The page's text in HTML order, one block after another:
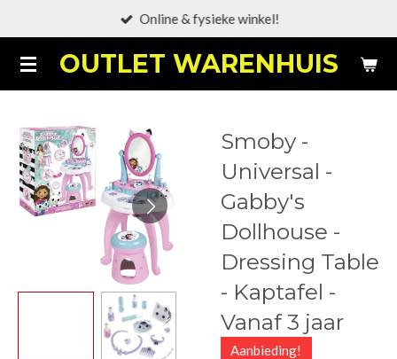
naar
de
OUTLET WARENHUIS
Online & fysieke winkel!
Smoby -
Universal -
Gabby's
Dollhouse -
Dressing Table
- Kaptafel -
Vanaf 3 jaar
Aanbieding!